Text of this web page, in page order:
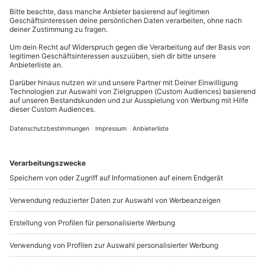
Bei Bedarf Sonnencreme und Sonnenbrille
Gutschein gültig für 1 Person
Gruppengröße bis zu 30 Personen
mydaysGmbH
Mühldorfstraße 8
81671 München
Du erreichst uns telefonisch zu folgenden Zeiten,
außer an bundesweiten Feiertagen:
Mo-Fr: 8-20 Uhr | Sa: 10-16 Uhr
Sichere Dir attraktive Firmenkunden Vorteile.
+49 89 / 21 12 90 20
Mo-Fr: 9-17 Uhr
b2b@mydays.de